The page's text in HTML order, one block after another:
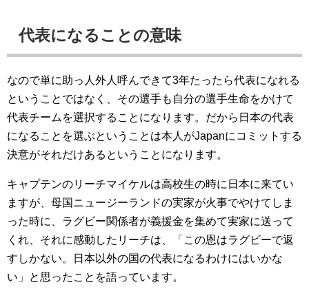
代表になることの意味
なので単に助っ人外人呼んできて3年たったら代表になれる
ということではなく、その選手も自分の選手生命をかけて
代表チームを選択することになります。だから日本の代表
になることを選ぶということは本人がJapanにコミットする
決意がそれだけあるということになります。
キャプテンのリーチマイケルは高校生の時に日本に来てい
ますが、母国ニュージーランドの実家が火事でやけてしま
った時に、ラグビー関係者が義援金を集めて実家に送って
くれ、それに感動したリーチは、「この恩はラグビーで返
すしかない。日本以外の国の代表になるわけにはいかな
い」と思ったことを語っています。